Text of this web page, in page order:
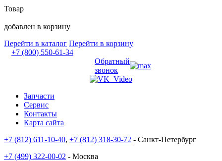
Товар
добавлен в корзину
Перейти в каталог Перейти в корзину
+7 (800) 550-61-34
Обратный
звонок
Запчасти
Сервис
Контакты
Карта сайта
+7 (812) 611-10-40, +7 (812) 318-30-72 - Санкт-Петербург
+7 (499) 322-00-02 - Москва